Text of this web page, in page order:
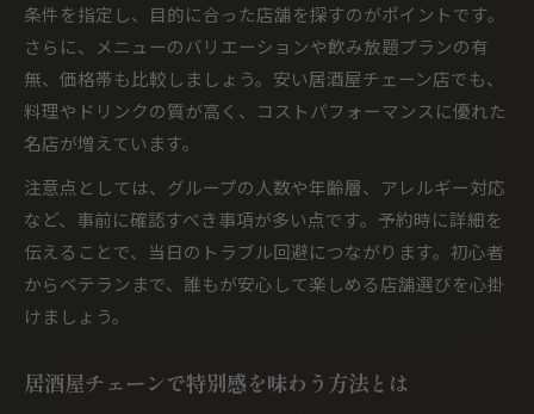
条件を指定し、目的に合った店舗を探すのがポイントです。
さらに、メニューのバリエーションや飲み放題プランの有
無、価格帯も比較しましょう。安い居酒屋チェーン店でも、
料理やドリンクの質が高く、コストパフォーマンスに優れた
名店が増えています。
注意点としては、グループの人数や年齢層、アレルギー対応
など、事前に確認すべき事項が多い点です。予約時に詳細を
伝えることで、当日のトラブル回避につながります。初心者
からベテランまで、誰もが安心して楽しめる店舗選びを心掛
けましょう。
居酒屋チェーンで特別感を味わう方法とは